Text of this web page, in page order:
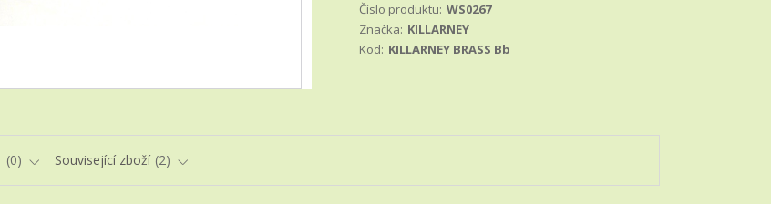
Číslo produktu: WS0267
Značka: KILLARNEY
Kod: KILLARNEY BRASS Bb
0 Související zboží 2